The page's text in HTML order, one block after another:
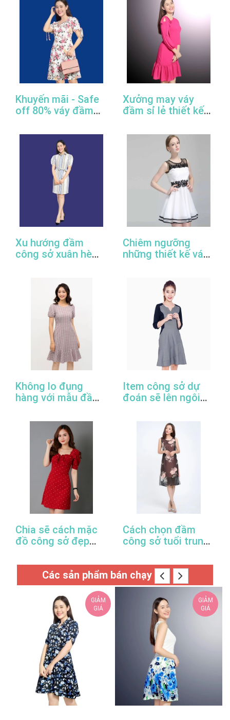
Khuyến mãi - Safe
off 80% váy đầm
đẹp
Xưởng may váy
đầm sỉ lẻ thiết kế
cấp, uy tín
Xu hướng đầm
công sở xuân hè
Chiêm ngưỡng
những thiết kế váy
Không lo đụng
hàng với mẫu đầm
thanh lịch
Item công sở dự
đoán sẽ lên ngôi
Chia sẽ cách mặc
đồ công sở đẹp
này
Cách chọn đầm
công sở tuổi trung
Các sản phẩm bán chạy
GIẢM
GIÁ
GIẢM
GIÁ